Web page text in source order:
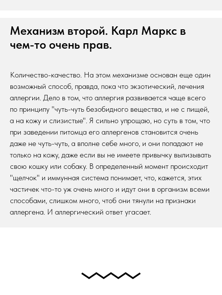
Механизм второй. Карл Маркс в
чем-то очень прав.
Количество-качество. На этом механизме основан еще один
возможный способ, правда, пока что экзотический, лечения
аллергии. Дело в том, что аллергия развивается чаще всего
по принципу "чуть-чуть безобидного вещества, и не с пищей,
а на кожу и слизистые". Я сильно упрощаю, но суть в том, что
при заведении питомца его аллергенов становится очень
даже не чуть-чуть, а вполне себе много, и они попадают не
только на кожу, даже если вы не имеете привычку вылизывать
свою кошку или собаку. В определенный момент происходит
"щелчок" и иммунная система понимает, что, кажется, этих
частичек что-то уж очень много и идут они в организм всеми
способами, слишком много, чтоб они тянули на признаки
аллергена. И аллергический ответ угасает.